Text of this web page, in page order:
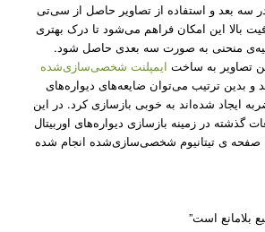
سه بعد و استفاده از تصاویر حاصل از سی‌تی
بالا این امکان فراهم می­‌شود تا درک بهتری
منحنی به صورت سه بعدی حاصل شود.
تصاویر به ساخت ایمپلنت شخصی‌سازی‌شده
و بدین­ ترتیب می‌­توان ضایعه‌های دیواره­‌های
ایجاد شده‌اند به ­خوبی بازسازی کرد. در این
گذشته در زمینه بازسازی دیواره‌های اوربیتال
صفحه­ ی تیتانیوم شخصی‌سازی‌شده انجام شده­‌
بلامانع است”